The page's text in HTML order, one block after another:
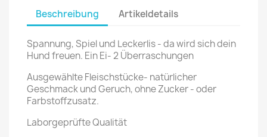
Beschreibung Artikeldetails
Spannung, Spiel und Leckerlis - da wird sich dein
Hund freuen. Ein Ei- 2 Überraschungen
Ausgewählte Fleischstücke- natürlicher
Geschmack und Geruch, ohne Zucker - oder
Farbstoffzusatz.
Laborgeprüfte Qualität